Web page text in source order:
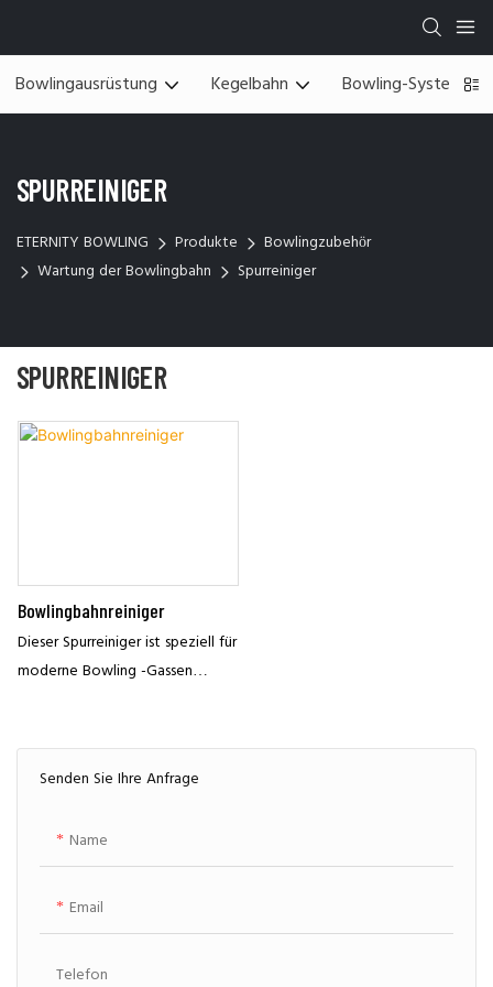
Bowlingausrüstung Kegelbahn Bowling-System
SPURREINIGER
ETERNITY BOWLING Produkte
Bowlingzubehör
Wartung der Bowlingbahn
Spurreiniger
SPURREINIGER
Senden Sie Ihre Anfrage
Name
Email
Telefon
Bowlingbahnreiniger
Dieser Spurreiniger ist speziell für
moderne Bowling -Gassen
der Peak Lane -Leistung